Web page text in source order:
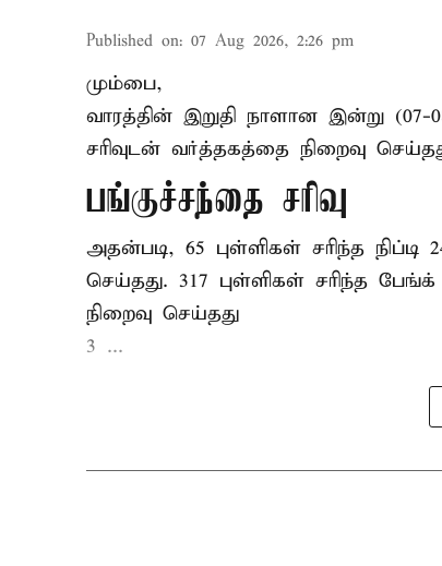
Published on: 07 Aug 2026, 2:26 pm
மும்பை,
வாரத்தின் இறுதி நாளான இன்று
சரிவுடன் வர்த்தகத்தை நிறைவு
பங்குச்சந்தை சரிவு
அதன்படி, 65 புள்ளிகள் சரிந்த
செய்தது. 317 புள்ளிகள் சரிந்த
நிறைவு செய்தது
3 ...